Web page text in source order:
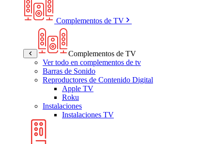
Complementos de TV
Complementos de TV
Ver todo en complementos de tv
Barras de Sonido
Reproductores de Contenido Digital
Apple TV
Roku
Instalaciones
Instalaciones TV